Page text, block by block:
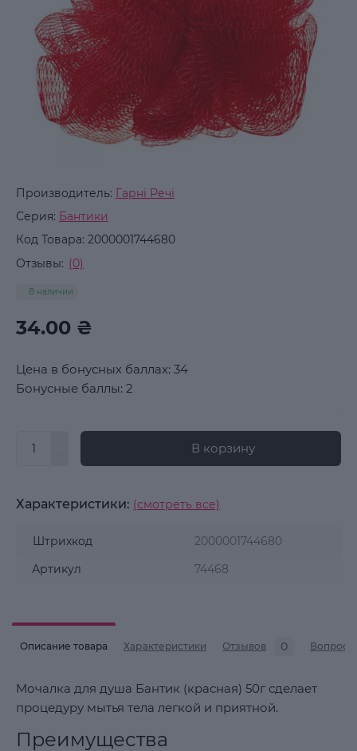
Производитель: Гарні Речі
Серия: Бантики
Код Товара: 2000001744680
Отзывы: (0)
В наличии
34.00 ₴
Цена в бонусных баллах: 34
Бонусные баллы: 2
В корзину
Характеристики: (смотреть все)
Штрихкод
2000001744680
Артикул
74468
Описание товара Характеристики Отзывов 0 Вопросы
Мочалка для душа Бантик (красная) 50г сделает
процедуру мытья тела легкой и приятной.
Преимущества